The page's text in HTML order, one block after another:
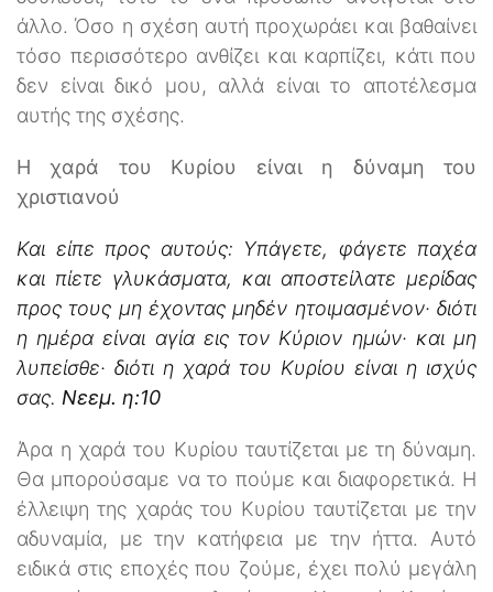
άλλο. Όσο η σχέση αυτή προχωράει και βαθαίνει
τόσο περισσότερο ανθίζει και καρπίζει, κάτι που
δεν είναι δικό μου, αλλά είναι το αποτέλεσμα
αυτής της σχέσης.
Η χαρά του Κυρίου είναι η δύναμη του
χριστιανού
Και είπε προς αυτούς: Υπάγετε, φάγετε παχέα
και πίετε γλυκάσματα, και αποστείλατε μερίδας
προς τους μη έχοντας μηδέν ητοιμασμένον· διότι
η ημέρα είναι αγία εις τον Κύριον ημών· και μη
λυπείσθε· διότι η χαρά του Κυρίου είναι η ισχύς
σας. Νεεμ. η:10
Άρα η χαρά του Κυρίου ταυτίζεται με τη δύναμη.
Θα μπορούσαμε να το πούμε και διαφορετικά. Η
έλλειψη της χαράς του Κυρίου ταυτίζεται με την
αδυναμία, με την κατήφεια με την ήττα. Αυτό
ειδικά στις εποχές που ζούμε, έχει πολύ μεγάλη